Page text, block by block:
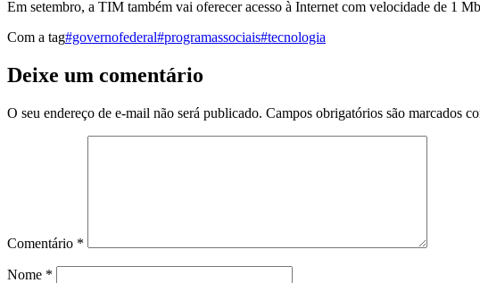
Em setembro, a TIM também vai oferecer acesso à Internet com velocidade de 1
Com a tag#governofederal#programassociais#tecnologia
Deixe um comentário
O seu endereço de e-mail não será publicado. Campos obrigatórios são marcados
Comentário *
Nome *